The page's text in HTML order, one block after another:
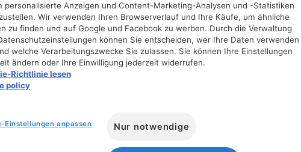
personalisierte Anzeigen und Content-Marketing-Analysen und -Statistiken
Wir verwenden Ihren Browserverlauf und Ihre Käufe, um ähnliche
zu finden und auf Google und Facebook zu werben. Durch die Verwaltung
können Sie entscheiden, wer Ihre Daten verwenden
welche Verarbeitungszwecke Sie zulassen. Sie können Ihre Einstellungen
ändern oder Ihre Einwilligung jederzeit widerrufen.
Richtlinie lesen
policy
Einstellungen anpassen Nur notwendige